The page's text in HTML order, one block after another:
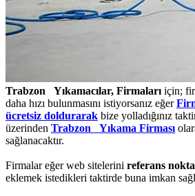
Trabzon Yıkamacılar, Firmalarıiçin;
daha hızı bulunmasını istiyorsanız eğer
ücretsiz doldurarak bize yolladığınız
üzerinden Trabzon Yıkama Firması
sağlanacaktır.
Firmalar eğer web sitelerini referans
eklemek istedikleri taktirde buna imkan